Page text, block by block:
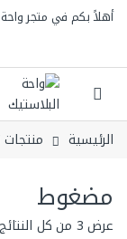
Skip to navigation
Skip to content
أهلاً بكم في متجر
الرئيسية
مضغوط
عرض ⁦3⁩ من كل النتائج